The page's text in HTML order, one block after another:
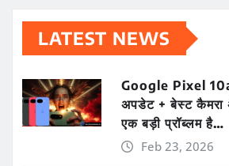
LATEST NEWS
Google Pixel
अपडेट + बेस्ट
एक बड़ी प्रॉब्लम है…
Feb 23, 2026